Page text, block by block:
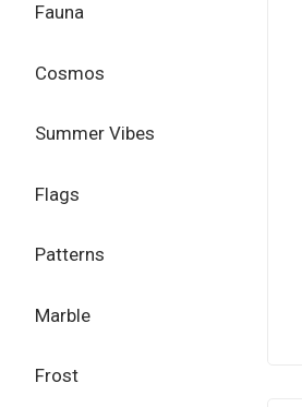
Fauna
Cosmos
Summer Vibes
Flags
Patterns
Marble
Frost